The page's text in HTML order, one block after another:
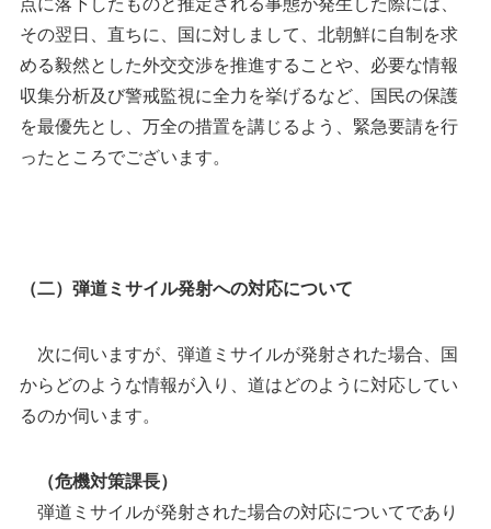
その翌日、直ちに、国に対しまして、北朝鮮に自制を求
める毅然とした外交交渉を推進することや、必要な情報
収集分析及び警戒監視に全力を挙げるなど、国民の保護
を最優先とし、万全の措置を講じるよう、緊急要請を行
ったところでございます。
（二）弾道ミサイル発射への対応について
次に伺いますが、弾道ミサイルが発射された場合、国
からどのような情報が入り、道はどのように対応してい
るのか伺います。
（危機対策課長）
弾道ミサイルが発射された場合の対応についてであり